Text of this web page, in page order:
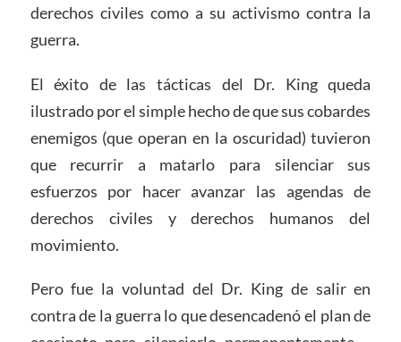
derechos civiles como a su activismo contra la
guerra.
El éxito de las tácticas del Dr. King queda
ilustrado por el simple hecho de que sus cobardes
enemigos (que operan en la oscuridad) tuvieron
que recurrir a matarlo para silenciar sus
esfuerzos por hacer avanzar las agendas de
derechos civiles y derechos humanos del
movimiento.
Pero fue la voluntad del Dr. King de salir en
contra de la guerra lo que desencadenó el plan de